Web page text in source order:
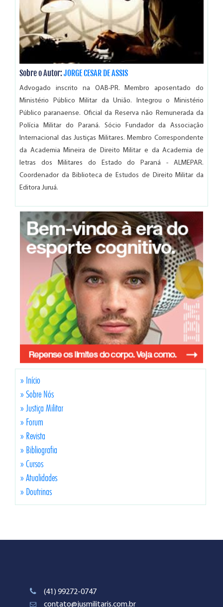
Sobre o Autor:JORGE CESAR DE ASSIS
Advogado inscrito na OAB-PR. Membro aposentado do
Ministério Público Militar da União. Integrou o Ministério
Público paranaense. Oficial da Reserva não Remunerada da
Polícia Militar do Paraná. Sócio Fundador da Associação
Internacional das Justiças Militares. Membro Correspondente
da Academia Mineira de Direito Militar e da Academia de
letras dos Militares do Estado do Paraná - ALMEPAR.
Coordenador da Biblioteca de Estudos de Direito Militar da
Editora Juruá.
» Início
» Sobre Nós
» Justiça Militar
» Forum
» Revista
» Bibliografia
» Cursos
» Atualidades
» Doutrinas
(41) 99272-0747
contato@jusmilitaris.com.br